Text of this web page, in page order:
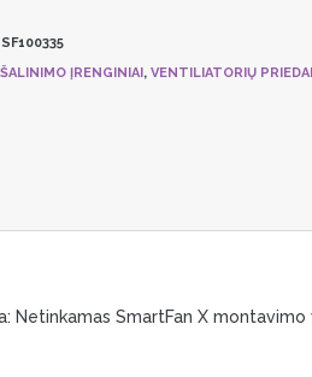
SF100335
ĮRENGINIAI, VENTILIATORIŲ PRIEDAI
Netinkamas SmartFan X montavimo